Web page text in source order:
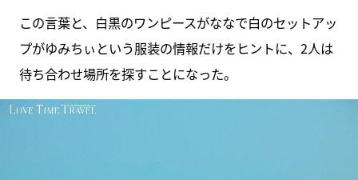
この言葉と、白黒のワンピースがななで白のセットアッ
プがゆみちぃという服装の情報だけをヒントに、2人は
待ち合わせ場所を探すことになった。